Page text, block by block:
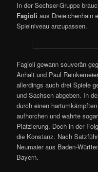
In der Sechser-Gruppe
Fagioli aus Dreieichenhain
Spielniveau anzupassen.
Fagioli gewann souverän
Anhalt und Paul
allerdings auch drei Spiele
und Sachsen abgeben. In
durch einen
aufhorchen und wahrte
Platzierung. Doch in der
die Konstanz. Nach
Neumaier aus Baden-
Bayern.